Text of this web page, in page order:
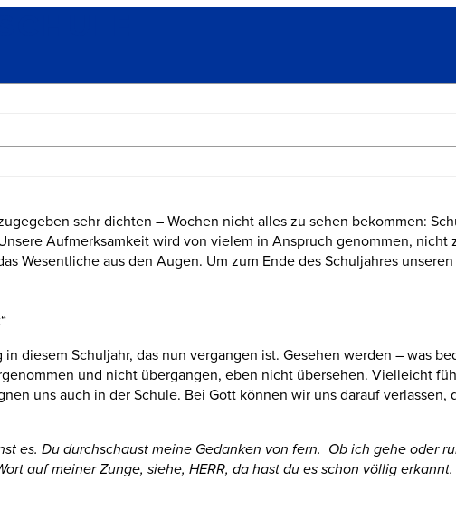
I
sehr dichten – Wochen nicht alles zu sehen bekommen:
Aufmerksamkeit wird von vielem in Anspruch genommen,
Wesentliche aus den Augen. Um zum Ende des Schuljahres
diesem Schuljahr, das nun vergangen ist. Gesehen werden – was
und nicht übergangen, eben nicht übersehen. Vielleicht
uns auch in der Schule. Bei Gott können wir uns darauf verlassen,
es. Du durchschaust meine Gedanken von fern. Ob ich gehe oder
auf meiner Zunge, siehe, HERR, da hast du es schon völlig